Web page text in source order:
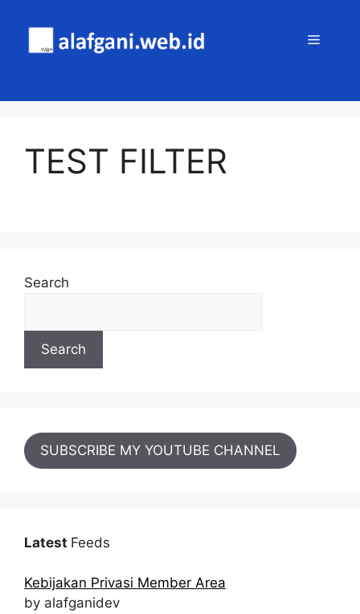
TEST FILTER
Search
Search
SUBSCRIBE MY YOUTUBE CHANNEL
Latest Feeds
Kebijakan Privasi Member Area
by alafganidev